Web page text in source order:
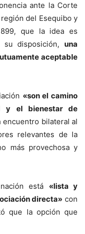
ante la Corte
del Esequibo y
que la idea es
disposición, una
aceptable
«son el camino
y el bienestar de
bilateral al
relevantes de la
más provechosa y
está «lista y
directa» con
que la opción que